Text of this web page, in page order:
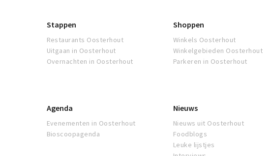
Stappen
Restaurants Oosterhout
Uitgaan in Oosterhout
Overnachten in Oosterhout
Shoppen
Winkels Oosterhout
Winkelgebieden Oosterhout
Parkeren in Oosterhout
Agenda
Evenementen in Oosterhout
Bioscoopagenda
Nieuws
Nieuws uit Oosterhout
Foodblogs
Leuke lijstjes